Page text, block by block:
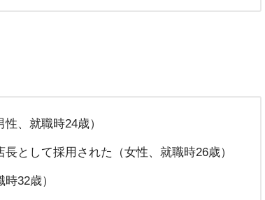
、就職時24歳）
として採用された（女性、就職時26歳）
32歳）